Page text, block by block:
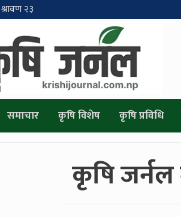
२३
समाचार कृषि विशेष कृषि प्रविधि
कृषि